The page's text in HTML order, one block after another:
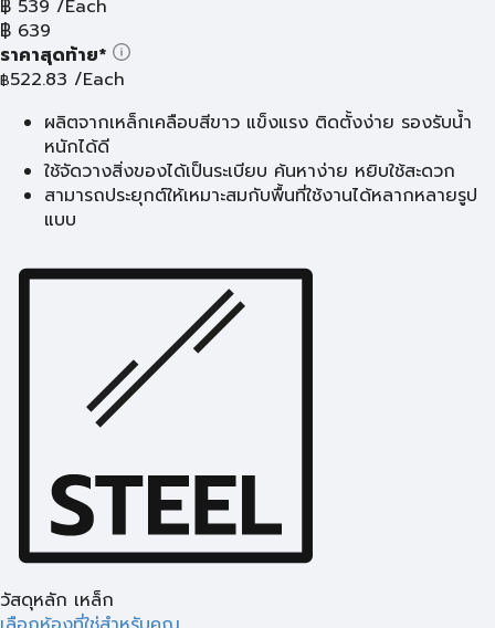
฿ 539 /Each
฿ 639
ราคาสุดท้าย*
฿522.83 /Each
ผลิตจากเหล็กเคลือบสีขาว แข็งแรง ติดตั้งง่าย รองรับน้ำ
หนักได้ดี
ใช้จัดวางสิ่งของได้เป็นระเบียบ ค้นหาง่าย หยิบใช้สะดวก
สามารถประยุกต์ให้เหมาะสมกับพื้นที่ใช้งานได้หลากหลายรูป
แบบ
วัสดุหลัก เหล็ก